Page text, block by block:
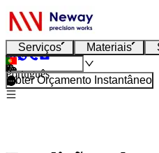
Serviços Materiais
Português
Obter Orçamento Instantâneo